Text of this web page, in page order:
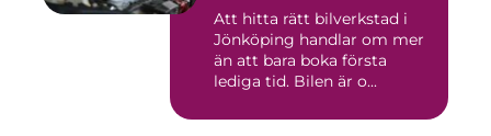
Att hitta rätt bilverkstad i
Jönköping handlar om mer
än att bara boka första
lediga tid. Bilen är o...